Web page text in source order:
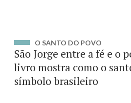
O SANTO DO POVO
São Jorge entre a fé e o
livro mostra como o
símbolo brasileiro